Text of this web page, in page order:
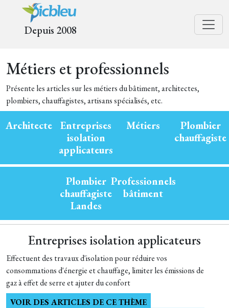
Depuis 2008
Métiers et professionnels
Présente les articles sur les métiers du bâtiment, architectes,
plombiers, chauffagistes, artisans spécialisés, etc.
Architecte
Entreprises
isolation
applicateurs
Métiers
Plombier
chauffagiste
Plombier
chauffagiste
Landes
Professionnels
bâtiment
Entreprises isolation applicateurs
Effectuent des travaux d'isolation pour réduire vos
consommations d'énergie et chauffage, limiter les émissions de
gaz à effet de serre et ajuter du confort
VOIR DES ARTICLES DE CE THÈME